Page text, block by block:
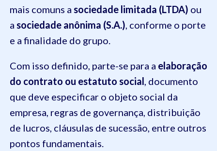
mais comuns a sociedade limitada (LTDA) ou
a sociedade anônima (S.A.) , conforme o porte
e a finalidade do grupo.
Com isso definido, parte-se para a elaboração
do contrato ou estatuto social , documento
que deve especificar o objeto social da
empresa, regras de governança, distribuição
de lucros, cláusulas de sucessão, entre outros
pontos fundamentais.